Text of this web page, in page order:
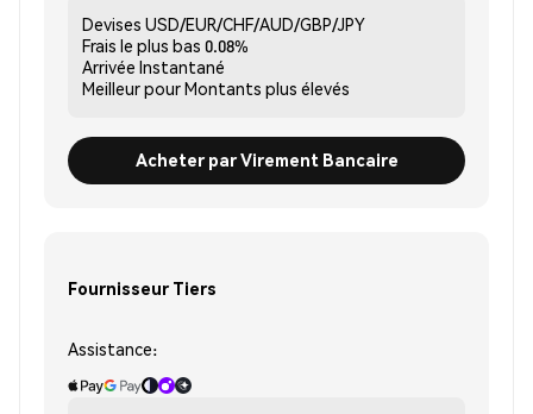
Devises USD/EUR/CHF/AUD/GBP/JPY
Frais le plus bas 0.08%
Arrivée Instantané
Meilleur pourMontants plus élevés
Acheter par Virement Bancaire
Fournisseur Tiers
Assistance: